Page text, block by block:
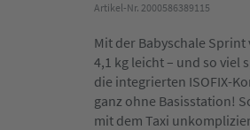
Artikel-Nr. 2000586389115
Mit der Babyschale
4,1 kg leicht – und so viel
die integrierten ISOFIX-
ganz ohne Basisstation!
mit dem Taxi